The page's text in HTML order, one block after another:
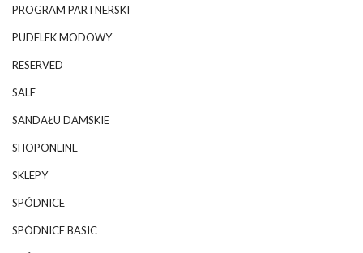
PROGRAM PARTNERSKI
PUDELEK MODOWY
RESERVED
SALE
SANDAŁU DAMSKIE
SHOPONLINE
SKLEPY
SPÓDNICE
SPÓDNICE BASIC